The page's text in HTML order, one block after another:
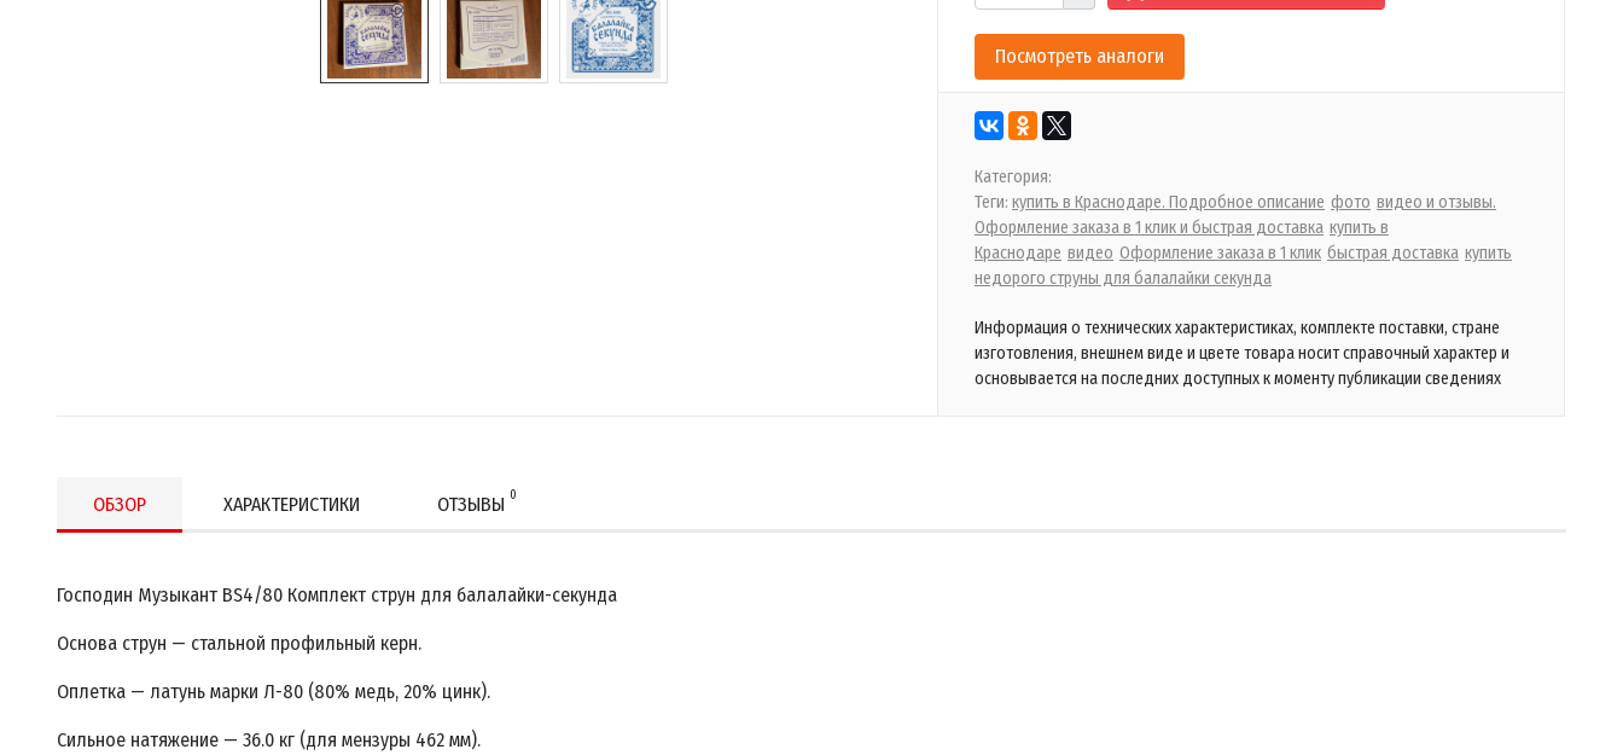
Посмотреть аналоги
Категория:
Теги: купить в Краснодаре. Подробное описание фото видео и отзывы.
Оформление заказа в 1 клик и быстрая доставка купить в
Краснодаре видео Оформление заказа в 1 клик быстрая доставка купить
недорого струны для балалайки секунда
Информация о технических характеристиках, комплекте поставки, стране
изготовления, внешнем виде и цвете товара носит справочный характер и
основывается на последних доступных к моменту публикации сведениях
ОБЗОР ХАРАКТЕРИСТИКИ ОТЗЫВЫ 0
Господин Музыкант BS4/80 Комплект струн для балалайки-секунда
Основа струн — стальной профильный керн.
Оплетка — латунь марки Л-80 (80% медь, 20% цинк).
Сильное натяжение — 36.0 кг (для мензуры 462 мм).